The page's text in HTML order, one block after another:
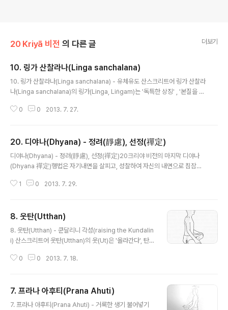
20 Kriyā 비전 의 다른 글 더보기
10. 링가 산찰라나(Linga sanchalana)
10. 링가 산찰라나(Linga sanchalana) - 유체유도 산스크리트어 링가 산찰라
나(Linga sanchalana)의 링가(Linga, Liṅgam)는 '독특한 상징' , '본질을 인
한다. 링가(Linga, Liṅgam) & 요니(Yoni) 링가(Linga, Liṅgam)는 힌두교에
셔져 있고 사람 모습을 한 시바 신의 형상은 그다지 널리 숭배되지 않는다. 여성
의 성기를 상징하는 '요니(yoni)'는 시바 신의 배우자인 샥티 여신의 상징물로
쓰이고 있고..
0 0 2013. 7. 27.
20. 디야나(Dhyana) - 정려(靜慮), 선정(禪定)
디야나(Dhyana) - 정려(靜慮), 선정(禪定)20크리야 비전의 마지막 디야나
(Dhyana 禪定)행법은 자기내면을 살피고, 성찰하여 자신의 내면으로 침잠해
주의하실 점크리야 요가는 수행자의 내면으로 진입되는 진보된 수행법입니다.
잠재의식의 세계로부터 돌출되는 의식의 장애(業: 카르마, 業報: 상스카라)와
신체질환(병)이 발생될 수 있다는 사실을 유념해 주십시요.카테고리 '크리야 요
가 기초' 16가지 행법과 '20 크리야 비전'에 이미 설명 되었고, 차후 설명..
1 0 2013. 7. 29.
8. 웃탄(Utthan)
8. 웃탄(Utthan) - 쿤달리니 각성(raising the Kundalin
i) 산스크리트어 웃탄(Utthan)의 웃(Ut)은 '올라간다', 탄(t
법이다.(raising the kundalini) ※ 주의하실 점 크리야 요
한 정서를 지닌 사람이 지도해주는 스승(구루, 마스터)도
없이 혼자서 이 기법들을 수행한다면 내면으로부터 돌출되
0 0 2013. 7. 18.
7. 프라나 아후티(Prana Ahuti)
7. 프라나 아후티(Prana Ahuti) - 거룩한 생기 불어넣기